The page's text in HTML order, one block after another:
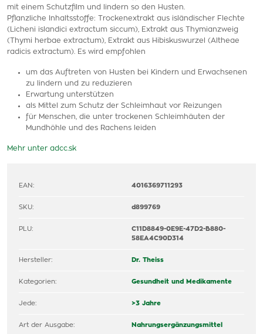
mit einem Schutzfilm und lindern so den Husten.
Pflanzliche Inhaltsstoffe: Trockenextrakt aus isländischer Flechte
(Licheni islandici extractum siccum), Extrakt aus Thymianzweig
(Thymi herbae extractum), Extrakt aus Hibiskuswurzel (Altheae
radicis extractum). Es wird empfohlen
um das Auftreten von Husten bei Kindern und Erwachsenen
zu lindern und zu reduzieren
Erwartung unterstützen
als Mittel zum Schutz der Schleimhaut vor Reizungen
für Menschen, die unter trockenen Schleimhäuten der
Mundhöhle und des Rachens leiden
Mehr unter adcc.sk
EAN: 4016369711293
SKU: d899769
PLU:
C11D8849-0E9E-47D2-B880-
58EA4C90D314
Hersteller: Dr. Theiss
Kategorien: Gesundheit und Medikamente
Jede: >3 Jahre
Art der Ausgabe: Nahrungsergänzungsmittel